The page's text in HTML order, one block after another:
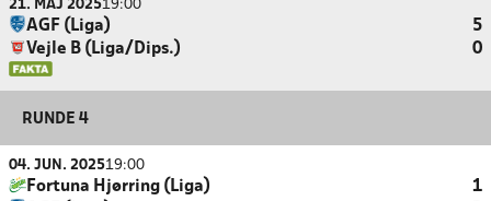
21. MAJ 202519:00
AGF (Liga)
5
Vejle B (Liga/Dips.)
0
RUNDE 4
04. JUN. 202519:00
Fortuna Hjørring (Liga)
1